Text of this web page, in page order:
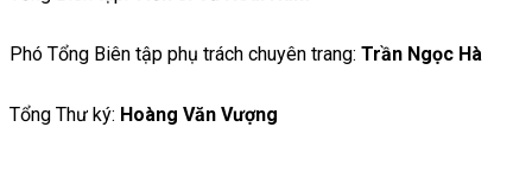
Phó Tổng Biên tập phụ trách chuyên trang: Trần Ngọc Hà
Tổng Thư ký: Hoàng Văn Vượng